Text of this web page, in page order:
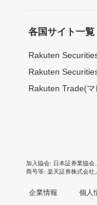
各国サイト一
Rakuten
Rakuten
Rakuten Trade(
加入協会 日本証券業協会
商号等 楽天証券株式会社
企業情報 個人